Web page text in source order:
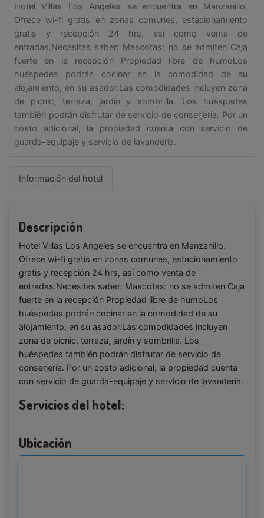
Hotel Villas Los Angeles se encuentra en Manzanillo.
Ofrece wi-fi gratis en zonas comunes, estacionamiento
gratis y recepción 24 hrs, así como venta de
entradas.Necesitas saber: Mascotas: no se admiten Caja
fuerte en la recepción Propiedad libre de humoLos
huéspedes podrán cocinar en la comodidad de su
alojamiento, en su asador.Las comodidades incluyen zona
de picnic, terraza, jardín y sombrilla. Los huéspedes
también podrán disfrutar de servicio de conserjería. Por un
costo adicional, la propiedad cuenta con servicio de
guarda-equipaje y servicio de lavandería.
Información del hotel
Descripción
Hotel Villas Los Angeles se encuentra en Manzanillo.
Ofrece wi-fi gratis en zonas comunes, estacionamiento
gratis y recepción 24 hrs, así como venta de
entradas.Necesitas saber: Mascotas: no se admiten Caja
fuerte en la recepción Propiedad libre de humoLos
huéspedes podrán cocinar en la comodidad de su
alojamiento, en su asador.Las comodidades incluyen
zona de picnic, terraza, jardín y sombrilla. Los
huéspedes también podrán disfrutar de servicio de
conserjería. Por un costo adicional, la propiedad cuenta
con servicio de guarda-equipaje y servicio de lavandería.
Servicios del hotel:
Ubicación